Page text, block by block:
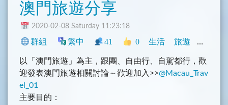
澳門旅遊分享
2020-02-08 Saturday 11:23:18
群組 繁中 41 0 生活 旅遊 閒聊
以「澳門旅遊」為主，跟團、自由行、自駕都行，歡
迎發表澳門旅遊相關討論～歡迎加入>>@Macau_Trav
el_01
主要目的：